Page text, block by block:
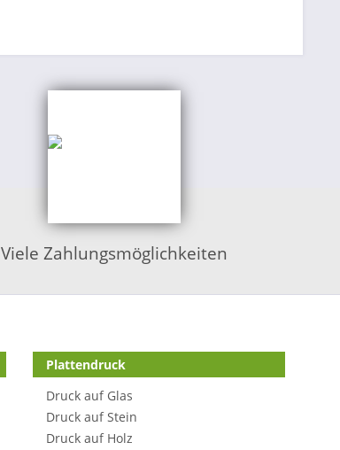
Viele Zahlungsmöglichkeiten
Plattendruck
Druck auf Glas
Druck auf Stein
Druck auf Holz